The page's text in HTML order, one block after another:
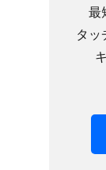
最
タッ